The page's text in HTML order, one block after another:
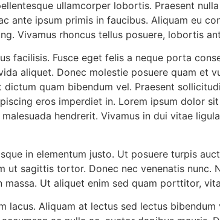
ullamcorper lobortis. Praesent
ante ipsum primis in faucibus. Aliquam eu
Vivamus rhoncus tellus posuere, lobortis
facilisis. Fusce eget felis a neque porta
aliquet. Donec molestie posuere quam et
quam bibendum vel. Praesent
eros imperdiet in. Lorem ipsum dolor
hendrerit. Vivamus in dui vitae
in elementum justo. Ut posuere turpis
ut sagittis tortor. Donec nec venenatis
Ut aliquet enim sed quam porttitor,
lacus. Aliquam at lectus sed lectus